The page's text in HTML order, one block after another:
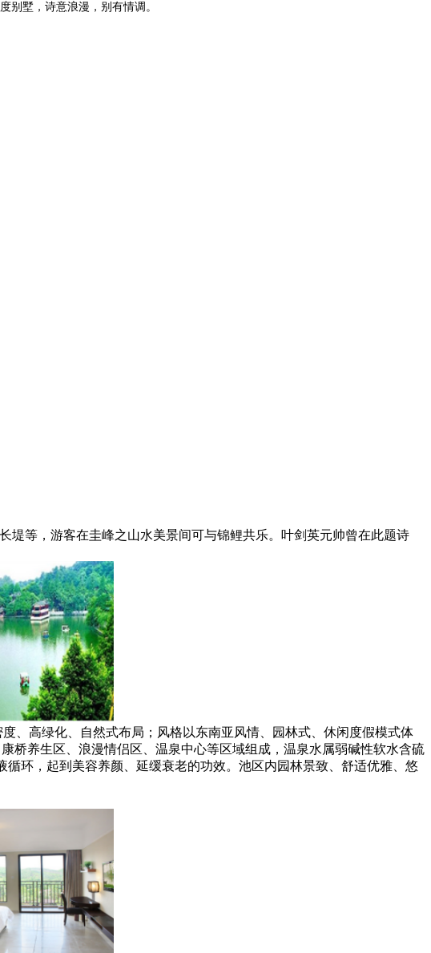
别墅，诗意浪漫，别有情调。
堤等，游客在圭峰之山水美景间可与锦鲤共乐。叶剑英元帅曾在此题诗
、高绿化、自然式布局；风格以东南亚风情、园林式、休闲度假模式体
桥养生区、浪漫情侣区、温泉中心等区域组成，温泉水属弱碱性软水含硫
环，起到美容养颜、延缓衰老的功效。池区内园林景致、舒适优雅、悠